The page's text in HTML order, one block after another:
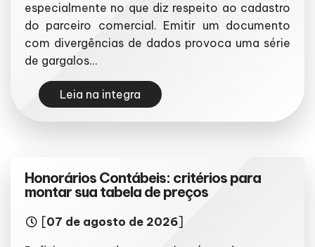
especialmente no que diz respeito ao cadastro
do parceiro comercial. Emitir um documento
com divergências de dados provoca uma série
de gargalos...
Leia na integra
Honorários Contábeis: critérios para
montar sua tabela de preços
[07 de agosto de 2026]